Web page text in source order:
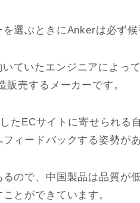
選ぶときにAnkerは必ず
ていたエンジニアによっ
販売するメーカーです。
たECサイトに寄せられる
ィードバックする姿勢が
ので、中国製品は品質が
とができています。